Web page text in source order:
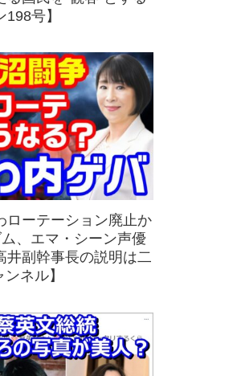
号】
ローテーション廃止か
、エマ・シーン声優
井副幹事長の説明は二
ネル】